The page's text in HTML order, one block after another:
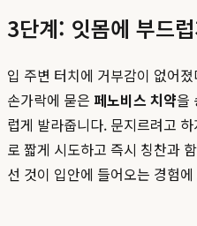
3단계: 잇몸에 부드
입 주변 터치에 거부감이 없어
손가락에 묻은 페노비스 치약을
럽게 발라줍니다. 문지르려고
로 짧게 시도하고 즉시 칭찬과
선 것이 입안에 들어오는 경험